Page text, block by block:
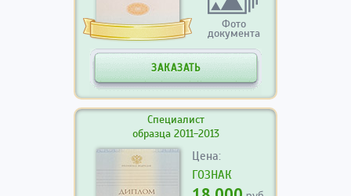
Фото
документа
ЗАКАЗАТЬ
Специалист
образца 2011-2013
Цена:
ГОЗНАК